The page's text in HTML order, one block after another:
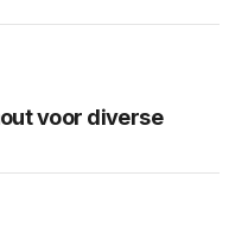
voor diverse